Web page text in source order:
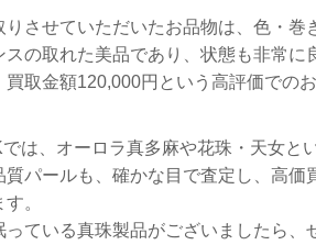
りさせていただいたお品物は、色・巻
スの取れた美品であり、状態も非常に
買取金額120,000円という高評価での
は、オーロラ真多麻や花珠・天女と
質パールも、確かな目で査定し、高価
。
っている真珠製品がございましたら、